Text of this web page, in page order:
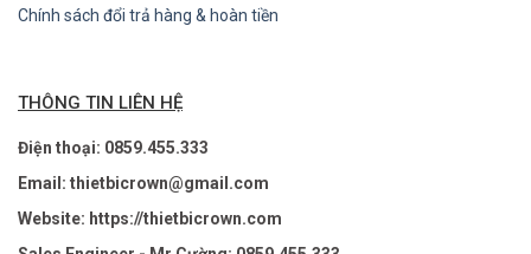
Chính sách đổi trả hàng & hoàn tiền
THÔNG TIN LIÊN HỆ
Điện thoại: 0859.455.333
Email: thietbicrown@gmail.com
Website: https://thietbicrown.com